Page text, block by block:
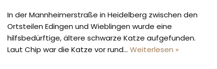
In der Mannheimerstraße in Heidelberg zwischen den
Ortsteilen Edingen und Wieblingen wurde eine
hilfsbedürftige, ältere schwarze Katze aufgefunden.
Laut Chip war die Katze vor rund… Weiterlesen »